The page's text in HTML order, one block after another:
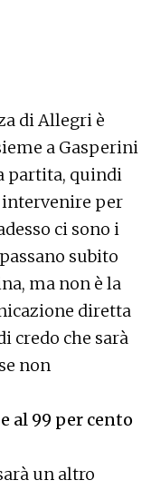
di Allegri è
a Gasperini
partita, quindi
intervenire per
ci sono i
subito
ma non è la
diretta
credo che sarà
non
al 99 per cento
un altro